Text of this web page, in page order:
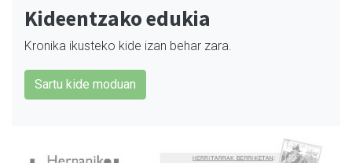
Kideentzako edukia
Kronika ikusteko kide izan behar zara.
Sartu kide moduan